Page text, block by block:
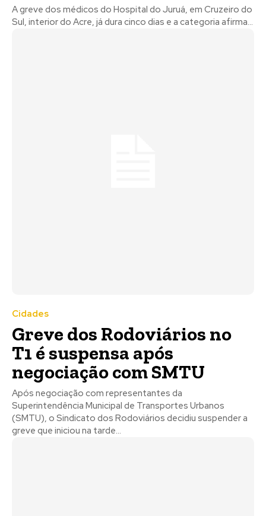
A greve dos médicos do Hospital do Juruá, em Cruzeiro do
Sul, interior do Acre, já dura cinco dias e a categoria afirma...
Cidades
Greve dos Rodoviários no
T1 é suspensa após
negociação com SMTU
Após negociação com representantes da
Superintendência Municipal de Transportes Urbanos
(SMTU), o Sindicato dos Rodoviários decidiu suspender a
greve que iniciou na tarde...